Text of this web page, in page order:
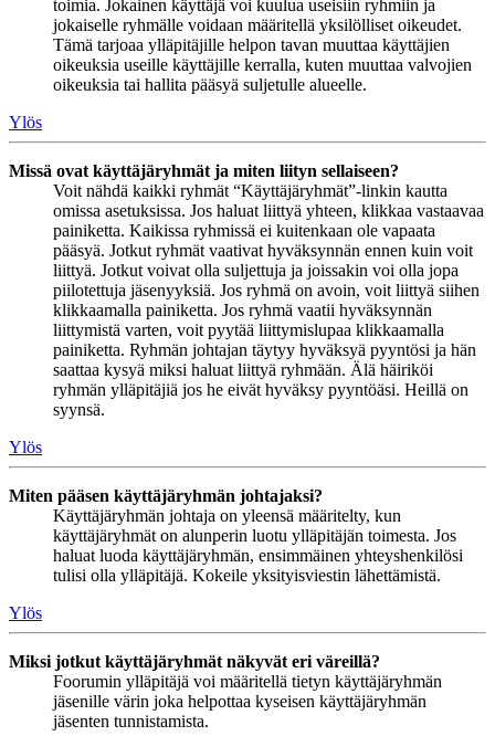
toimia. Jokainen käyttäjä voi kuulua useisiin ryhmiin ja
jokaiselle ryhmälle voidaan määritellä yksilölliset oikeudet.
Tämä tarjoaa ylläpitäjille helpon tavan muuttaa käyttäjien
oikeuksia useille käyttäjille kerralla, kuten muuttaa valvojien
oikeuksia tai hallita pääsyä suljetulle alueelle.
Ylös
Missä ovat käyttäjäryhmät ja miten liityn sellaiseen?
Voit nähdä kaikki ryhmät “Käyttäjäryhmät”-linkin kautta
omissa asetuksissa. Jos haluat liittyä yhteen, klikkaa vastaavaa
painiketta. Kaikissa ryhmissä ei kuitenkaan ole vapaata
pääsyä. Jotkut ryhmät vaativat hyväksynnän ennen kuin voit
liittyä. Jotkut voivat olla suljettuja ja joissakin voi olla jopa
piilotettuja jäsenyyksiä. Jos ryhmä on avoin, voit liittyä siihen
klikkaamalla painiketta. Jos ryhmä vaatii hyväksynnän
liittymistä varten, voit pyytää liittymislupaa klikkaamalla
painiketta. Ryhmän johtajan täytyy hyväksyä pyyntösi ja hän
saattaa kysyä miksi haluat liittyä ryhmään. Älä häiriköi
ryhmän ylläpitäjiä jos he eivät hyväksy pyyntöäsi. Heillä on
syynsä.
Ylös
Miten pääsen käyttäjäryhmän johtajaksi?
Käyttäjäryhmän johtaja on yleensä määritelty, kun
käyttäjäryhmät on alunperin luotu ylläpitäjän toimesta. Jos
haluat luoda käyttäjäryhmän, ensimmäinen yhteyshenkilösi
tulisi olla ylläpitäjä. Kokeile yksityisviestin lähettämistä.
Ylös
Miksi jotkut käyttäjäryhmät näkyvät eri väreillä?
Foorumin ylläpitäjä voi määritellä tietyn käyttäjäryhmän
jäsenille värin joka helpottaa kyseisen käyttäjäryhmän
jäsenten tunnistamista.